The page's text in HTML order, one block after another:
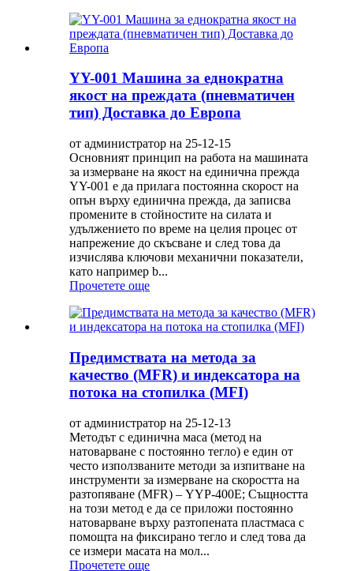
YY-001 Машина за еднократна
якост на преждата (пневматичен
тип) Доставка до Европа
от администратор на 25-12-15
Основният принцип на работа на машината
за измерване на якост на единична прежда
YY-001 е да прилага постоянна скорост на
опън върху единична прежда, да записва
промените в стойностите на силата и
удължението по време на целия процес от
напрежение до скъсване и след това да
изчислява ключови механични показатели,
като например b...
Прочетете още
Предимствата на метода за
качество (MFR) и индексатора на
потока на стопилка (MFI)
от администратор на 25-12-13
Методът с единична маса (метод на
натоварване с постоянно тегло) е един от
често използваните методи за изпитване на
инструменти за измерване на скоростта на
разтопяване (MFR) – YYP-400E; Същността
на този метод е да се приложи постоянно
натоварване върху разтопената пластмаса с
помощта на фиксирано тегло и след това да
се измери масата на мол...
Прочетете още